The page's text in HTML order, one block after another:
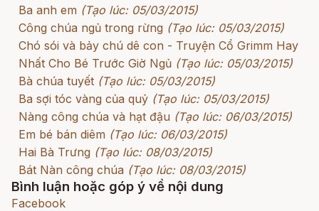
Ba anh em (Tạo lúc: 05/03/2015)
Công chúa ngủ trong rừng (Tạo lúc: 05/03/2015)
Chó sói và bảy chú dê con - Truyện Cổ Grimm Hay
Nhất Cho Bé Trước Giờ Ngủ (Tạo lúc: 05/03/2015)
Bà chúa tuyết (Tạo lúc: 05/03/2015)
Ba sợi tóc vàng của quỷ (Tạo lúc: 05/03/2015)
Nàng công chúa và hạt đậu (Tạo lúc: 06/03/2015)
Em bé bán diêm (Tạo lúc: 06/03/2015)
Hai Bà Trưng (Tạo lúc: 08/03/2015)
Bát Nàn công chúa (Tạo lúc: 08/03/2015)
Bình luận hoặc góp ý về nội dung
Facebook